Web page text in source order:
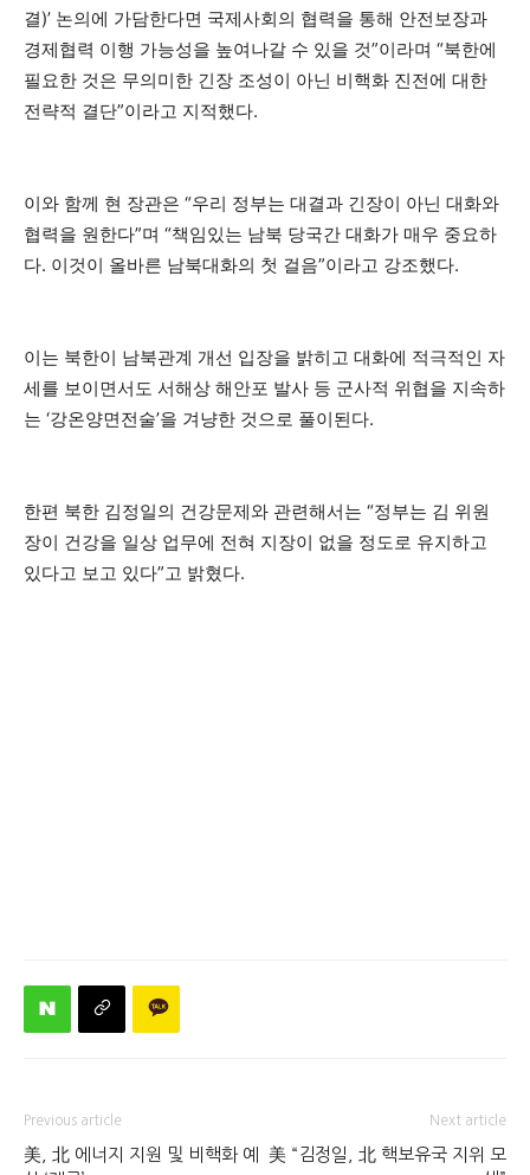
결)’ 논의에 가담한다면 국제사회의 협력을 통해 안전보장과
경제협력 이행 가능성을 높여나갈 수 있을 것”이라며 “북한에
필요한 것은 무의미한 긴장 조성이 아닌 비핵화 진전에 대한
전략적 결단”이라고 지적했다.
이와 함께 현 장관은 “우리 정부는 대결과 긴장이 아닌 대화와
협력을 원한다”며 “책임있는 남북 당국간 대화가 매우 중요하
다. 이것이 올바른 남북대화의 첫 걸음”이라고 강조했다.
이는 북한이 남북관계 개선 입장을 밝히고 대화에 적극적인 자
세를 보이면서도 서해상 해안포 발사 등 군사적 위협을 지속하
는 ‘강온양면전술’을 겨냥한 것으로 풀이된다.
한편 북한 김정일의 건강문제와 관련해서는 “정부는 김 위원
장이 건강을 일상 업무에 전혀 지장이 없을 정도로 유지하고
있다고 보고 있다”고 밝혔다.
Previous article
美, 北 에너지 지원 및 비핵화 예
Next article
美 “김정일, 北 핵보유국 지위 모